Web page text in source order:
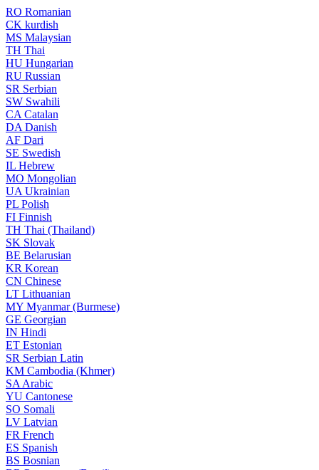
RO Romanian
CK kurdish
MS Malaysian
TH Thai
HU Hungarian
RU Russian
SR Serbian
SW Swahili
CA Catalan
DA Danish
AF Dari
SE Swedish
IL Hebrew
MO Mongolian
UA Ukrainian
PL Polish
FI Finnish
TH Thai (Thailand)
SK Slovak
BE Belarusian
KR Korean
CN Chinese
LT Lithuanian
MY Myanmar (Burmese)
GE Georgian
IN Hindi
ET Estonian
SR Serbian Latin
KM Cambodia (Khmer)
SA Arabic
YU Cantonese
SO Somali
LV Latvian
FR French
ES Spanish
BS Bosnian